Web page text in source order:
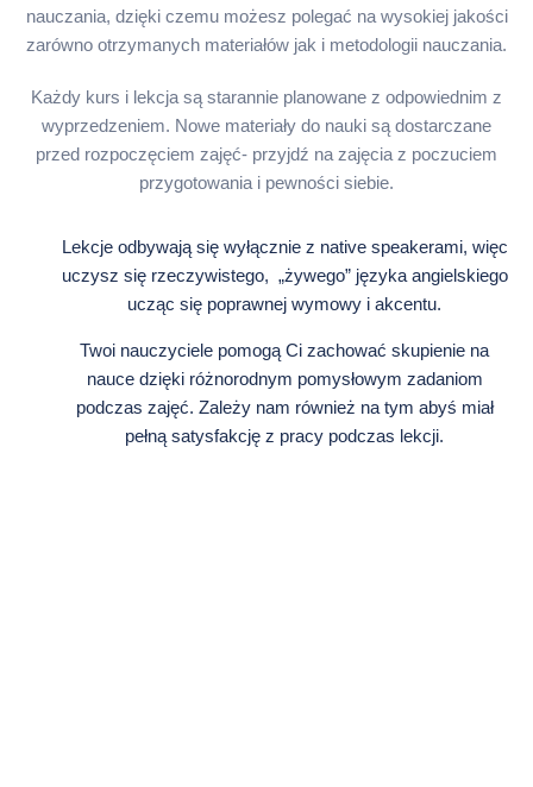
nauczania, dzięki czemu możesz polegać na wysokiej jakości
zarówno otrzymanych materiałów jak i metodologii nauczania.
Każdy kurs i lekcja są starannie planowane z odpowiednim z
wyprzedzeniem. Nowe materiały do ​​nauki są dostarczane
przed rozpoczęciem zajęć- przyjdź na zajęcia z poczuciem
przygotowania i pewności siebie.
Lekcje odbywają się wyłącznie z native speakerami, więc
uczysz się rzeczywistego, „żywego” języka angielskiego
ucząc się poprawnej wymowy i akcentu.
Twoi nauczyciele pomogą Ci zachować skupienie na
nauce dzięki różnorodnym pomysłowym zadaniom
podczas zajęć. Zależy nam również na tym abyś miał
pełną satysfakcję z pracy podczas lekcji.